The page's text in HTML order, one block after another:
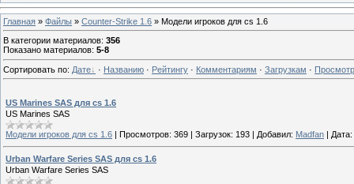
Главная » Файлы » Counter-Strike 1.6 » Модели игроков для cs 1.6
В категории материалов: 356
Показано материалов: 5-8
Сортировать по: Дате · Названию · Рейтингу · Комментариям · Загрузкам ·
US Marines SAS для cs 1.6
US Marines SAS
Модели игроков для cs 1.6 Просмотров: 369 Загрузок: 193 Добавил: Madfan Дата:
Urban Warfare Series SAS для cs 1.6
Urban Warfare Series SAS